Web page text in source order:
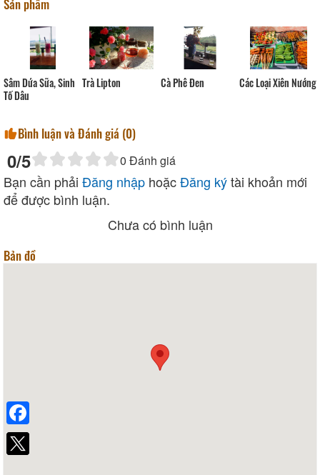
Sản phẩm
Sâm Dứa Sữa, Sinh
Tố Dâu
Trà Lipton Cà Phê Đen Các Loại Xiên Nướng
Bình luận và Đánh giá (0)
0/5 0 Đánh giá
Bạn cần phải Đăng nhập hoặcĐăng kýtài khoản mới
để được bình luận.
Chưa có bình luận
Bản đồ
Facebook